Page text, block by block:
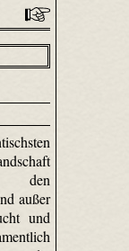
den
außer
und